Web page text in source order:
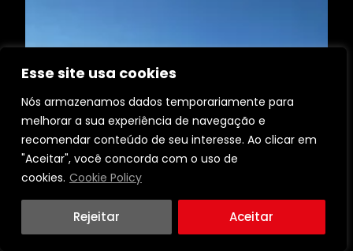
Esse site usa cookies
Nós armazenamos dados temporariamente para
melhorar a sua experiência de navegação e
recomendar conteúdo de seu interesse. Ao clicar em
"Aceitar", você concorda com o uso de
cookies. Cookie Policy
Rejeitar Aceitar